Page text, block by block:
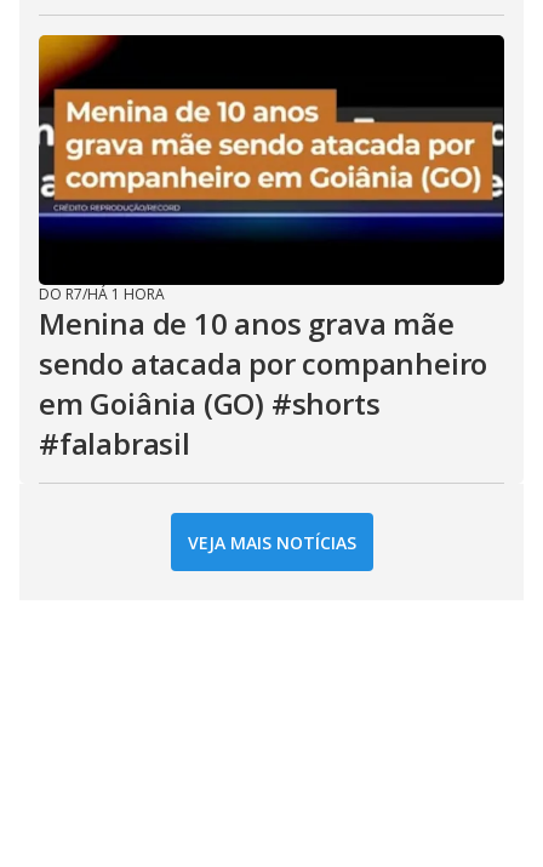
DO R7/HÁ 1 HORA
Menina de 10 anos grava mãe
sendo atacada por companheiro
em Goiânia (GO) #shorts
#falabrasil
VEJA MAIS NOTÍCIAS